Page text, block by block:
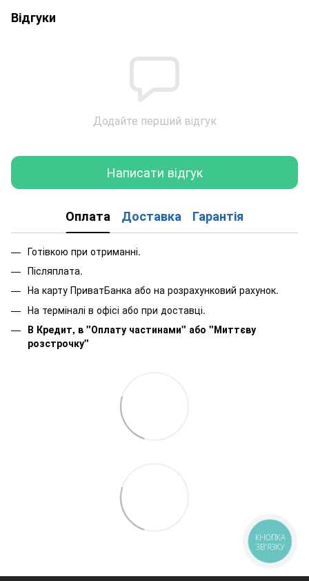
Відгуки
Додайте перший відгук
Написати відгук
Оплата Доставка Гарантія
Готівкою при отриманні.
Післяплата.
На карту ПриватБанка або на розрахунковий рахунок.
На терміналі в офісі або при доставці.
В Кредит, в "Оплату частинами" або "Миттєву
розстрочку"
КНОПКА
ЗВ'ЯЗКУ